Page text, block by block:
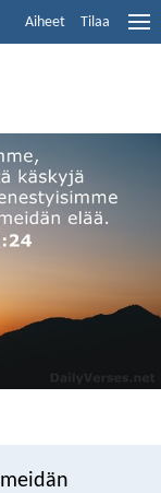
Aiheet Tilaa